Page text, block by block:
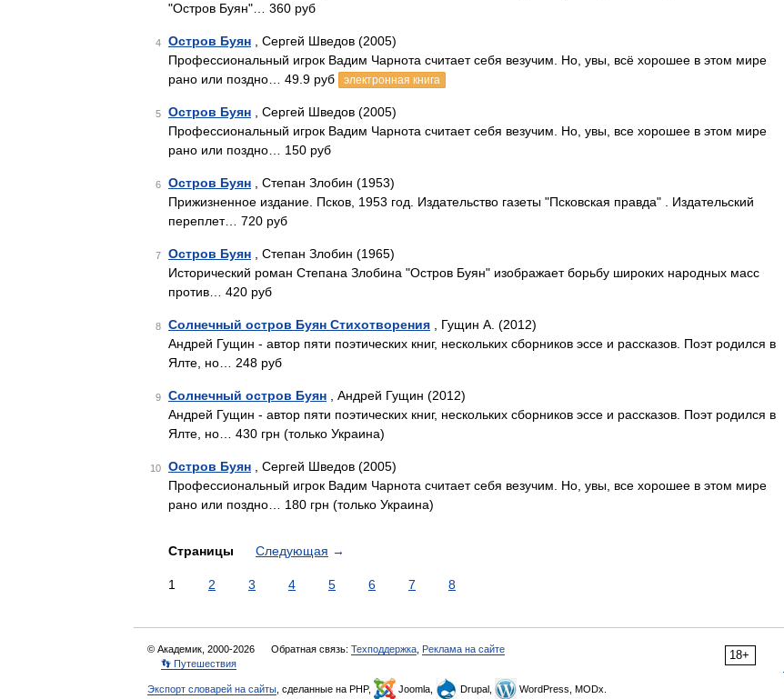
"Остров Буян"… 360 руб
4 Остров Буян , Сергей Шведов (2005)
Профессиональный игрок Вадим Чарнота считает себя везучим. Но, увы, всё хорошее в этом мире
рано или поздно… 49.9 руб
электронная книга
5 Остров Буян , Сергей Шведов (2005)
Профессиональный игрок Вадим Чарнота считает себя везучим. Но, увы, все хорошее в этом мире
рано или поздно… 150 руб
6 Остров Буян , Степан Злобин (1953)
Прижизненное издание. Псков, 1953 год. Издательство газеты "Псковская правда" . Издательский
переплет… 720 руб
7 Остров Буян , Степан Злобин (1965)
Исторический роман Степана Злобина "Остров Буян" изображает борьбу широких народных масс
против… 420 руб
8 Солнечный остров Буян Стихотворения , Гущин А. (2012)
Андрей Гущин - автор пяти поэтических книг, нескольких сборников эссе и рассказов. Поэт родился в
Ялте, но… 248 руб
9 Солнечный остров Буян , Андрей Гущин (2012)
Андрей Гущин - автор пяти поэтических книг, нескольких сборников эссе и рассказов. Поэт родился в
Ялте, но… 430 грн (только Украина)
10 Остров Буян , Сергей Шведов (2005)
Профессиональный игрок Вадим Чарнота считает себя везучим. Но, увы, все хорошее в этом мире
рано или поздно… 180 грн (только Украина)
Страницы Следующая →
1 2 3 4 5 6 7 8
18+
© Академик, 2000-2026 Обратная связь: Техподдержка Реклама на сайте
👣 Путешествия
Экспорт словарей на сайты , сделанные на PHP, Joomla, Drupal, WordPress, MODx.